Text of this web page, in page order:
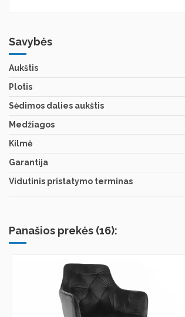
Savybės
Aukštis
Plotis
Sėdimos dalies aukštis
Medžiagos
Kilmė
Garantija
Vidutinis pristatymo terminas
Panašios prekės (16):